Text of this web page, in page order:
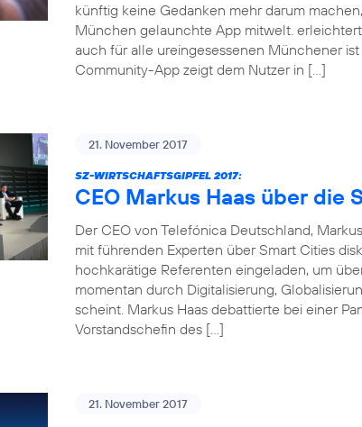
künftig keine Gedanken mehr darum
München gelaunchte App mitwelt.
auch für alle ureingesessenen Münchener
Community-App zeigt dem Nutzer in […]
21. November 2017
SZ-WIRTSCHAFTSGIPFEL 2017:
CEO Markus Haas über die
Der CEO von Telefónica Deutschland,
mit führenden Experten über Smart Cities
hochkarätige Referenten eingeladen, um
momentan durch Digitalisierung,
scheint. Markus Haas debattierte bei einer
Vorstandschefin des […]
21. November 2017